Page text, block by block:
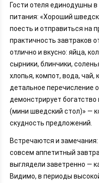
Гости отеля единодушны
питания: «Хороший
поесть и отправиться на
практичность завтраков
отлично и вкусно: яйца,
сырники, блинчики,
хлопья, компот, вода,
детальное перечисление
демонстрирует
(мини шведский стол)» —
скудность предложений.
Встречаются и
совсем аппетитный
выглядели заветренно —
Видимо, в периоды